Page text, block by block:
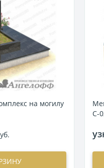
на могилу
С-